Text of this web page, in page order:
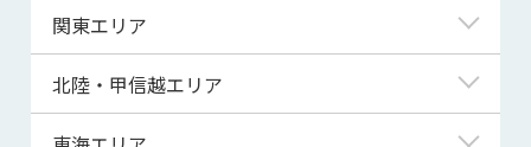
北海道
青森県
関東エリア
東京都
神奈川県
北陸・甲信越エリア
新潟県